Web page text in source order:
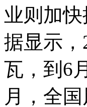
业则加
据显示
瓦，到6
月，全